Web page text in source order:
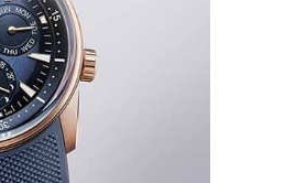
（需提前预约）
2406B室（需提前预约）
层902室（需提前预约）
心写字楼（芙蓉广场）10层13室（
（需提前预约）
授权店）3层整层（需提前预约）